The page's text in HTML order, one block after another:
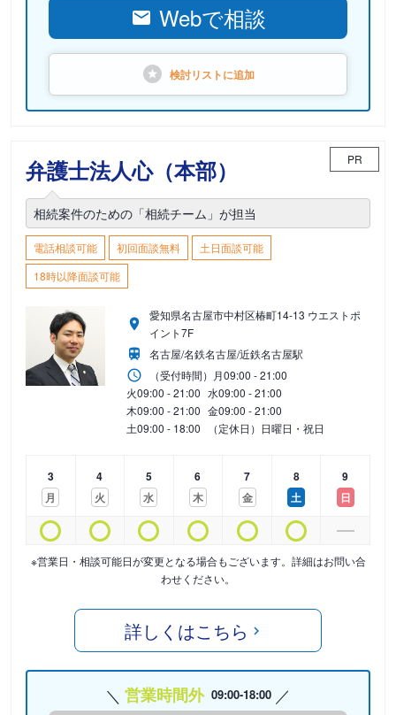
Webで相談
検討リストに追加
弁護士法人心（本部） PR
相続案件のための「相続チーム」が担当
電話相談可能 初回面談無料
土日面談可能
18時以降面談可能
愛知県名古屋市中村区椿町14-13 ウエストポ
イント7F
名古屋/名鉄名古屋/近鉄名古屋駅
（受付時間） 月09:00 - 21:00
火09:00 - 21:00 水09:00 - 21:00
木09:00 - 21:00 金09:00 - 21:00
土09:00 - 18:00 （定休日）日曜日・祝日
3
月
4
火
5
水
6
木
7
金
8
土
9
日
※営業日・相談可能日が変更となる場合もございます。詳細はお問い合
わせください。
詳しくはこちら
営業時間外 09:00-18:00